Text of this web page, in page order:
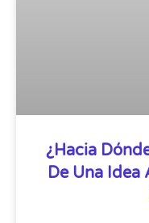
¿Hacia
De Una